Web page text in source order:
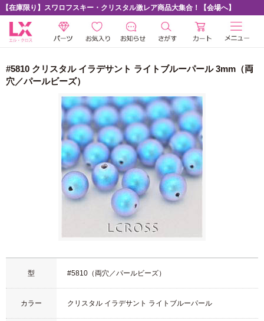
【在庫限り】スワロフスキー・クリスタル激レア商品大集合！【会場へ】
#5810 クリスタル イラデサント ライトブルーパール 3mm（両
穴／パールビーズ）
型 #5810（両穴／パールビーズ）
カラー クリスタル イラデサント ライトブルーパール